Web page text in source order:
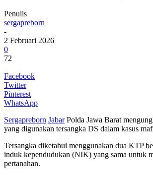
Penulis
sergapreborn
-
2 Februari 2026
0
72
Facebook
Twitter
Pinterest
WhatsApp
Sergapreborn JabarPolda Jawa Barat
yang digunakan tersangka DS dalam kasus
Tersangka diketahui menggunakan dua KTP
induk kependudukan (NIK) yang sama untuk
pertanahan.